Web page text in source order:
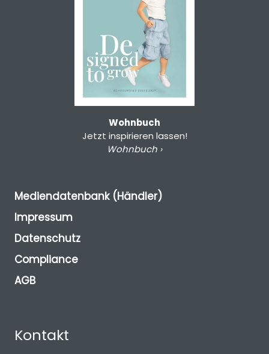
Wohnbuch
Jetzt inspirieren lassen!
Wohnbuch ›
Mediendatenbank (Händler)
Impressum
Datenschutz
Compliance
AGB
Kontakt